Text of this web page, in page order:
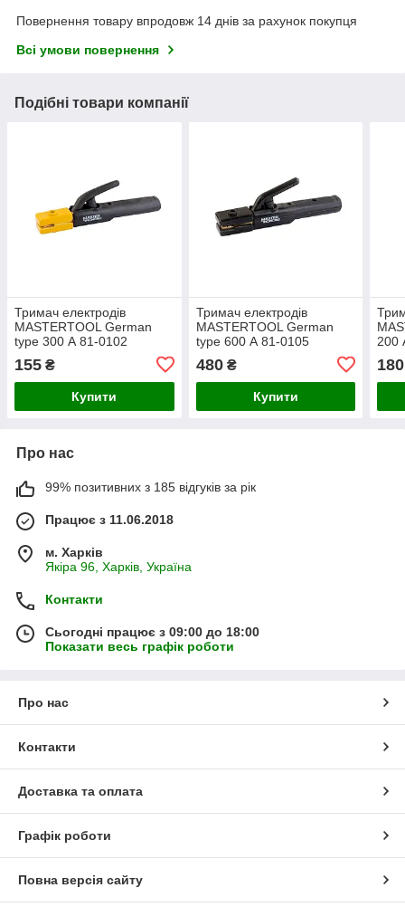
Повернення товару впродовж 14 днів за рахунок покупця
Всі умови повернення
Подібні товари компанії
Тримач електродів
MASTERTOOL German
type 300 А 81-0102
155 ₴
Купити
Тримач електродів
MASTERTOOL German
type 600 А 81-0105
480₴
Купити
200
180
Про нас
99% позитивних з 185 відгуків за рік
Працює з 11.06.2018
м. Харків
Якіра 96, Харків, Україна
Контакти
Сьогодні працює з 09:00 до 18:00
Показати весь графік роботи
Про нас
Контакти
Доставка та оплата
Графік роботи
Повна версія сайту